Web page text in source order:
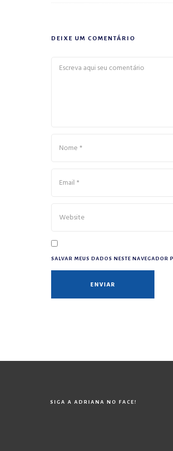
DEIXE UM COMENTÁRIO
SALVAR MEUS DADOS NESTE NAVEGADOR
SIGA A ADRIANA NO FACE!